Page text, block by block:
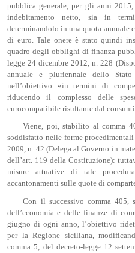
pubblica generale, per gli anni
indebitamento netto, sia in
determinandolo in una quota annuale
di euro. Tale onere è stato quindi
quadro degli obblighi di finanza
legge 24 dicembre 2012, n. 228
annuale e pluriennale dello
nell’obiettivo «in termini di
riducendo il complesso delle
eurocompatibile risultante dal
Viene, poi, stabilito al comma
soddisfatto nelle forme
2009, n. 42 (Delega al Governo in
dell’art. 119 della Costituzione):
misure attuative di tale
accantonamenti sulle quote di
Con il successivo comma 405,
dell’economia e delle finanze di
giugno di ogni anno, l’obiettivo
per la Regione siciliana,
comma 5, del decreto-legge 12